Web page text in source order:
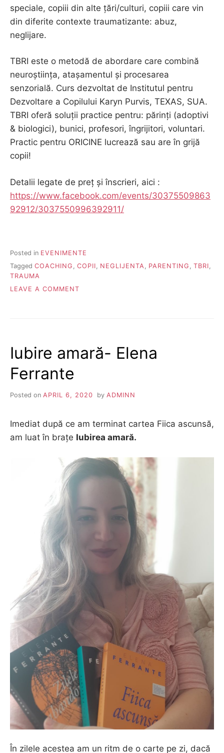
speciale, copiii din alte țări/culturi, copiii care vin
din diferite contexte traumatizante: abuz,
neglijare.
TBRI este o metodă de abordare care combină
neuroștiința, atașamentul și procesarea
senzorială. Curs dezvoltat de Institutul pentru
Dezvoltare a Copilului Karyn Purvis, TEXAS, SUA.
TBRI oferă soluții practice pentru: părinți (adoptivi
& biologici), bunici, profesori, îngrijitori, voluntari.
Practic pentru ORICINE lucrează sau are în grijă
copii!
Detalii legate de preț și înscrieri, aici :
https://www.facebook.com/events/30375509863
92912/3037550996392911/
Posted in EVENIMENTE
Tagged COACHING COPII NEGLIJENTA PARENTING TBRI
TRAUMA
LEAVE A COMMENT
DE
ÎNCREDERE
Iubire amară- Elena
Ferrante
Posted on APRIL 6, 2020 by ADMINN
Imediat după ce am terminat cartea Fiica ascunsă,
am luat în brațe Iubirea amară.
În zilele acestea am un ritm de o carte pe zi, dacă